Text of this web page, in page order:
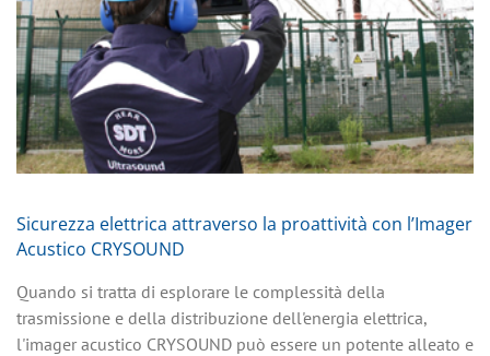
Sicurezza elettrica attraverso la proattività con l’Imager
Acustico CRYSOUND
Quando si tratta di esplorare le complessità della
trasmissione e della distribuzione dell'energia elettrica,
l'imager acustico CRYSOUND può essere un potente alleato e